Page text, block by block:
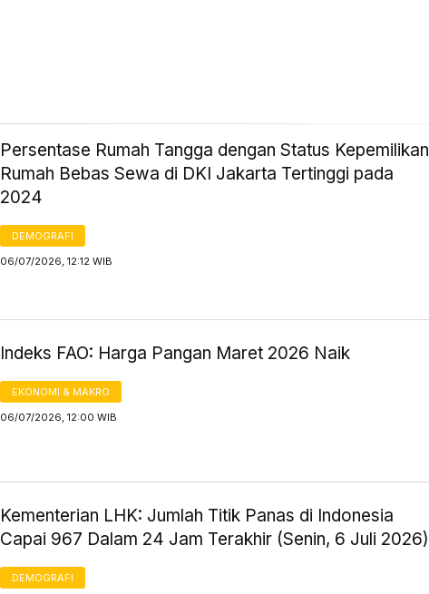
Persentase Rumah Tangga dengan Status Kepemilikan
Rumah Bebas Sewa di DKI Jakarta Tertinggi pada
2024
DEMOGRAFI
06/07/2026, 12:12 WIB
Indeks FAO: Harga Pangan Maret 2026 Naik
EKONOMI & MAKRO
06/07/2026, 12:00 WIB
Kementerian LHK: Jumlah Titik Panas di Indonesia
Capai 967 Dalam 24 Jam Terakhir (Senin, 6 Juli 2026)
DEMOGRAFI